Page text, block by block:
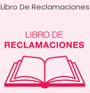
Libro De Reclamaciones